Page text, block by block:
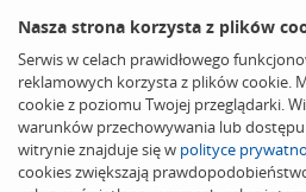
Nasza strona korzysta z plików
Serwis w celach prawidłowego
reklamowych korzysta z plików cookie.
cookie z poziomu Twojej przeglądarki.
warunków przechowywania lub
witrynie znajduje się w polityce
cookies zwiększają